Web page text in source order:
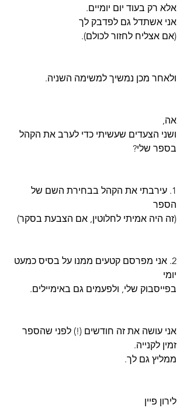
אלא רק בעוד יום יומיים.
אני אשתדל גם לפדבק לך
(אם אצליח לחזור לכולם).
ולאחר מכן נמשיך למשימה השניה.
אה,
ושני הצעדים שעשיתי כדי לערב את הקהל
בספר שלי?
1. עירבתי את הקהל בבחירת השם של
הספר
(זה היה אמיתי לחלוטין, אם הצבעת בסקר)
2. אני מפרסם קטעים ממנו על בסיס כמעט
יומי
בפייסבוק שלי, ולפעמים גם באימיילים.
אני עושה את זה חודשים (!) לפני שהספר
זמין לקנייה.
ממליץ גם לך.
לירון פיין